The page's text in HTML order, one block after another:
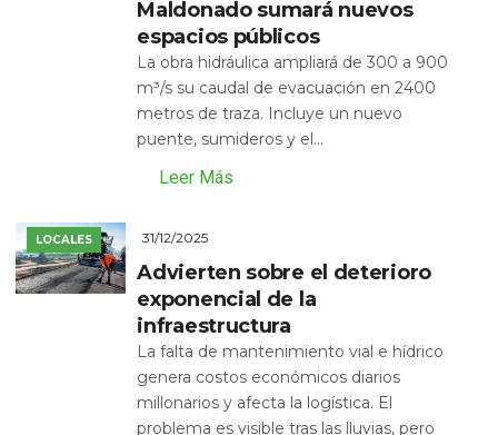
Maldonado sumará nuevos
espacios públicos
La obra hidráulica ampliará de 300 a 900
m³/s su caudal de evacuación en 2400
metros de traza. Incluye un nuevo
puente, sumideros y el...
Leer Más
LOCALES 31/12/2025
Advierten sobre el deterioro
exponencial de la
infraestructura
La falta de mantenimiento vial e hídrico
genera costos económicos diarios
millonarios y afecta la logística. El
problema es visible tras las lluvias, pero